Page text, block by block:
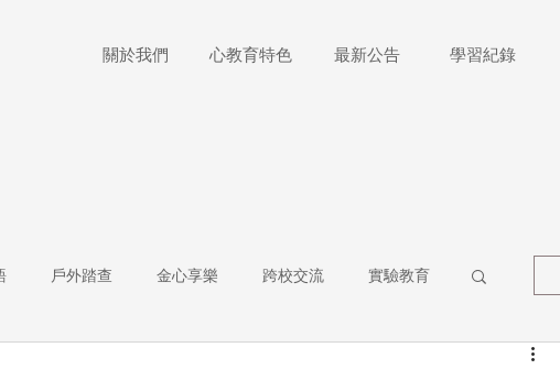
關於我們 心教育特色 最新公告 學習紀錄
戶外踏查 金心享樂 跨校交流 實驗教育